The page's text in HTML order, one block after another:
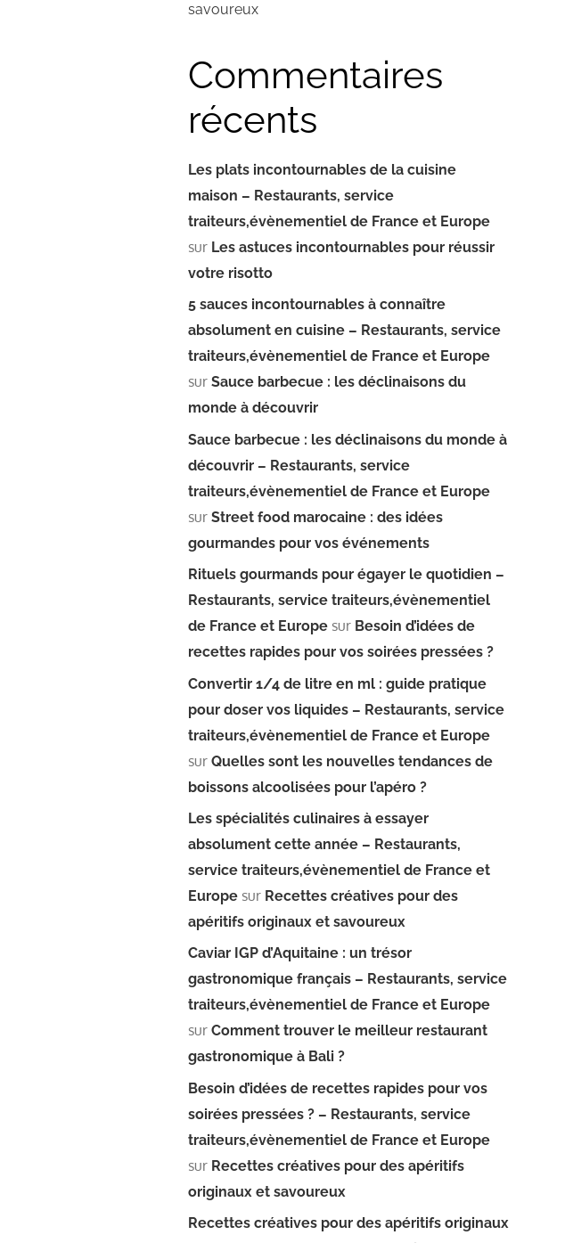
savoureux
Commentaires
récents
Les plats incontournables de la cuisine
maison – Restaurants, service
traiteurs,évènementiel de France et Europe
sur Les astuces incontournables pour réussir
votre risotto
5 sauces incontournables à connaître
absolument en cuisine – Restaurants, service
traiteurs,évènementiel de France et Europe
sur Sauce barbecue : les déclinaisons du
monde à découvrir
Sauce barbecue : les déclinaisons du monde à
découvrir – Restaurants, service
traiteurs,évènementiel de France et Europe
sur Street food marocaine : des idées
gourmandes pour vos événements
Rituels gourmands pour égayer le quotidien –
Restaurants, service traiteurs,évènementiel
de France et Europe sur Besoin d’idées de
recettes rapides pour vos soirées pressées ?
Convertir 1/4 de litre en ml : guide pratique
pour doser vos liquides – Restaurants, service
traiteurs,évènementiel de France et Europe
sur Quelles sont les nouvelles tendances de
boissons alcoolisées pour l’apéro ?
Les spécialités culinaires à essayer
absolument cette année – Restaurants,
service traiteurs,évènementiel de France et
Europe sur Recettes créatives pour des
apéritifs originaux et savoureux
Caviar IGP d’Aquitaine : un trésor
gastronomique français – Restaurants, service
traiteurs,évènementiel de France et Europe
sur Comment trouver le meilleur restaurant
gastronomique à Bali ?
Besoin d’idées de recettes rapides pour vos
soirées pressées ? – Restaurants, service
traiteurs,évènementiel de France et Europe
sur Recettes créatives pour des apéritifs
originaux et savoureux
Recettes créatives pour des apéritifs originaux